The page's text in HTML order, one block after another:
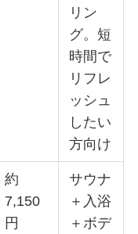
リン
グ。短
時間で
リフレ
ッシュ
したい
方向け
約
7,150
円
サウナ
＋入浴
＋ボデ